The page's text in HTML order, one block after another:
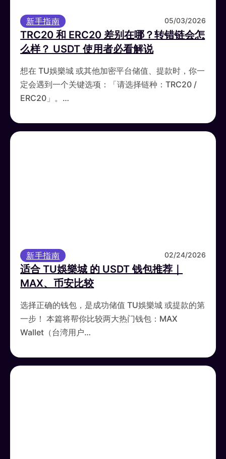
新手指南 05/03/2026
TRC20 和 ERC20 差别在哪？转错链会怎
么样？ USDT 使用者必看解说
想在 TU娛樂城 或其他加密平台储值、提款时，你一
定会遇到一个关键选项：「请选择链种：TRC20 /
ERC20」。…
新手指南 02/24/2026
适合 TU娛樂城 的 USDT 钱包推荐｜
MAX、币安比较
选择正确的钱包，是成功储值 TU娛樂城 或提款的第
一步！ 本篇将帮你比较两大热门钱包：MAX
Wallet（台湾用户…